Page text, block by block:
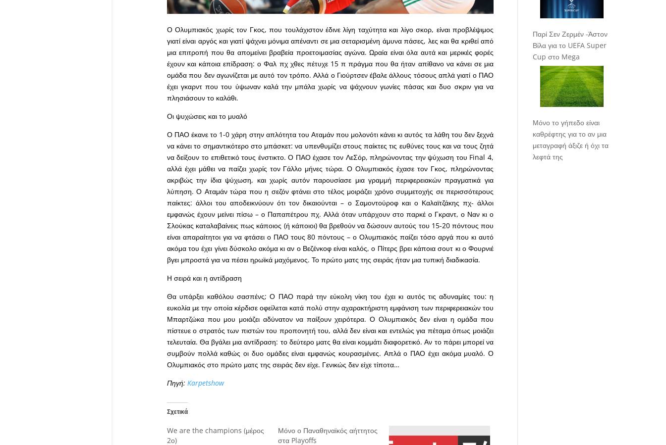
Ο Ολυμπιακός χωρίς τον Γκος, που τουλάχιστον έδινε λίγη ταχύτητα και λίγο σκορ, είναι προβλέψιμος
γιατί είναι αργός και γιατί ψάχνει μόνιμα απέναντι σε μια σεταρισμένη άμυνα πάσες, λες και θα κριθεί από
μια επιτροπή που θα απομείνει βραβεία προετοιμασίας αγώνα. Ωραία είναι όλα αυτά και μερικές φορές
έχουν και κάποια επίδραση: ο Φαλ πχ χθες πέτυχε 15 π πράγμα που θα ήταν απίθανο να κάνει σε μια
ομάδα που δεν αγωνίζεται με αυτό τον τρόπο. Αλλά ο Γιούρτσεν έβαλε άλλους τόσους απλά γιατί ο ΠΑΟ
έχει γκαρντ που του ύψωναν καλά την μπάλα χωρίς να ψάχνουν γωνίες πάσας και δυο σκριν για να
πλησιάσουν το καλάθι.
Οι ψυχώσεις και το μυαλό
Ο ΠΑΟ έκανε το 1-0 χάρη στην απλότητα του Αταμάν που μολονότι κάνει κι αυτός τα λάθη του δεν ξεχνά
να κάνει το σημαντικότερο στο μπάσκετ: να υπενθυμίζει στους παίκτες τις ευθύνες τους και να τους ζητά
να δείξουν το επιθετικό τους ένστικτο. Ο ΠΑΟ έχασε τον ΛεΣόρ, πληρώνοντας την ψύχωση του Final 4,
αλλά έχει μάθει να παίζει χωρίς τον Γάλλο μήνες τώρα. Ο Ολυμπιακός έχασε τον Γκος, πληρώνοντας
ακριβώς την ίδια ψύχωση, και χωρίς αυτόν παρουσίασε μια γραμμή περιφερειακών πραγματικά για
λύπηση. Ο Αταμάν τώρα που η σεζόν φτάνει στο τέλος μοιράζει χρόνο συμμετοχής σε περισσότερους
παίκτες: άλλοι του αποδεικνύουν ότι τον δικαιούνται – ο Σαμοντούροφ και ο Καλαϊτζάκης πχ- άλλοι
εμφανώς έχουν μείνει πίσω – ο Παπαπέτρου πχ. Αλλά όταν υπάρχουν στο παρκέ ο Γκραντ, ο Ναν κι ο
Σλούκας καταλαβαίνεις πως κάποιος (ή κάποιοι) θα βρεθούν να δώσουν αυτούς του 15-20 πόντους που
είναι απαραίτητοι για να φτάσει ο ΠΑΟ τους 80 πόντους – ο Ολυμπιακός παίζει τόσο αργά που κι αυτό
ακόμα του έχει γίνει δύσκολο ακόμα κι αν ο Βεζένκοφ είναι καλός, ο Πίτερς βρει κάποια σουτ κι ο Φουρνιέ
βγει μπροστά για να πέσει ηρωϊκά μαχόμενος. Το πρώτο ματς της σειράς ήταν μια τυπική διαδικασία.
Η σειρά και η αντίδραση
Θα υπάρξει καθόλου σασπένς; Ο ΠΑΟ παρά την εύκολη νίκη του έχει κι αυτός τις αδυναμίες του: η
ευκολία με την οποία κέρδισε οφείλεται κατά πολύ στην αχαρακτήριστη εμφάνιση των περιφερειακών του
Μπαρτζώκα που μου μοιάζει αδύνατον να παίξουν χειρότερα. Ο Ολυμπιακός δεν είναι η ομάδα που
πίστευε ο στρατός των πιστών του προπονητή του, αλλά δεν είναι και εντελώς για πέταμα όπως μοιάζει
τελευταία. Θα βγάλει μια αντίδραση: το δεύτερο ματς θα είναι κομμάτι διαφορετικό. Αν το πάρει μπορεί να
συμβούν πολλά καθώς οι δυο ομάδες είναι εμφανώς κουρασμένες. Απλά ο ΠΑΟ έχει ακόμα μυαλό. Ο
Ολυμπιακός στο πρώτο ματς της σειράς δεν είχε. Γενικώς δεν είχε τίποτα…
Πηγή: Karpetshow
Σχετικά
We are the champions (μέρος
2ο)
Μόνο ο Παναθηναϊκός αήττητος
στα Playoffs
Παρί Σεν Ζερμέν -Άστον
Βίλα για το UEFA Super
Cup στο Mega
Μόνο το γήπεδο είναι
καθρέφτης για το αν μια
μεταγραφή άξιζε ή όχι τα
λεφτά της